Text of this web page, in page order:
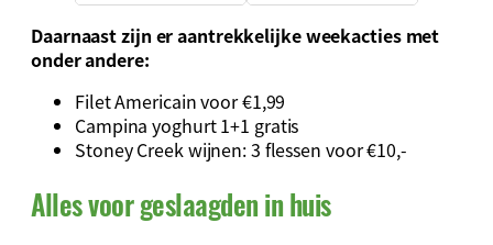
Daarnaast zijn er aantrekkelijke weekacties met
onder andere:
Filet Americain voor €1,99
Campina yoghurt 1+1 gratis
Stoney Creek wijnen: 3 flessen voor €10,-
Alles voor geslaagden in huis